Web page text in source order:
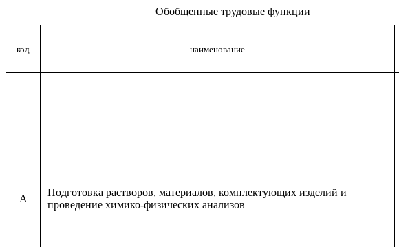
Обобщенные трудовые функции
код наименование
A
Подготовка растворов, материалов, комплектующих изделий и
проведение химико-физических анализов